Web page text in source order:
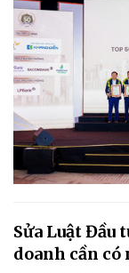
Sửa Luật Đầu
doanh cần có